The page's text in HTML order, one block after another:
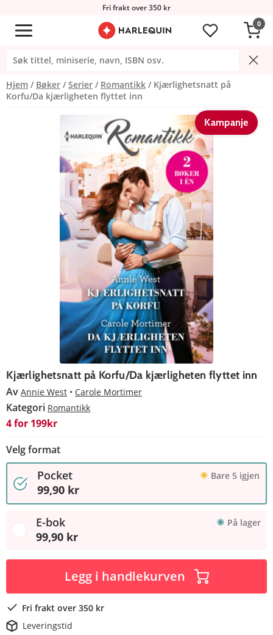
Fri frakt over 350 kr
0
Hjem Bøker Serier Romantikk
Kjærlighetsnatt på
Korfu/Da kjærligheten flyttet inn
Kampanje
Kjærlighetsnatt på Korfu/Da kjærligheten flyttet inn
Av Annie West Carole Mortimer
Kategori Romantikk
4 for 199kr
Velg format
Pocket Bare 5 igjen
99,90 kr
E-bok På lager
99,90 kr
Legg i handlekurven
Fri frakt over 350 kr
Leveringstid